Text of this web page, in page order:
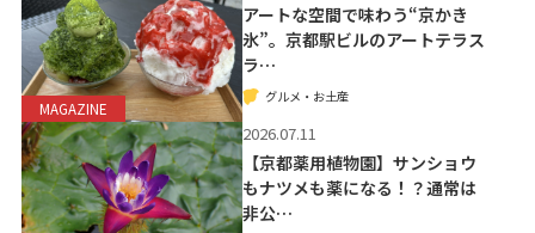
MAGAZINE
アートな空間で味わう“京かき
氷”。京都駅ビルのアートテラス
ラ…
グルメ・お土産
2026.07.11
【京都薬用植物園】サンショウ
もナツメも薬になる！？通常は
非公…